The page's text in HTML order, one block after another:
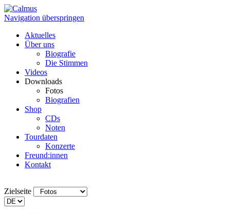
Navigation überspringen
Aktuelles
Über uns
Biografie
Die Stimmen
Videos
Downloads
Fotos
Biografien
Shop
CDs
Noten
Tourdaten
Konzerte
Freund:innen
Kontakt
Zielseite